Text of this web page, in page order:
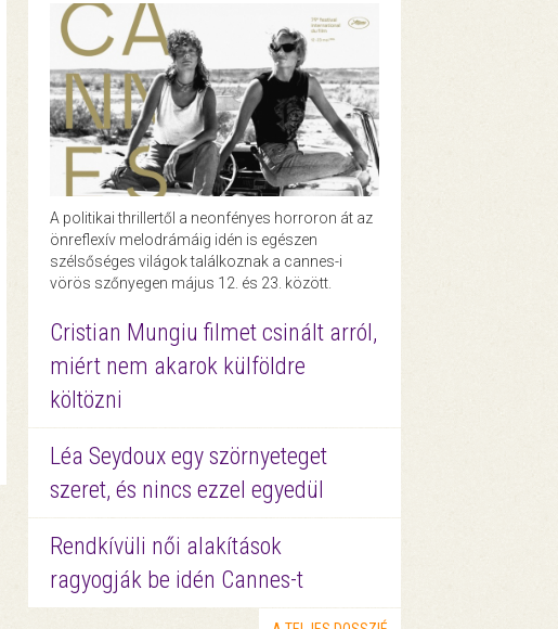
A politikai thrillertől a neonfényes horroron át az
önreflexív melodrámáig idén is egészen
szélsőséges világok találkoznak a cannes-i
vörös szőnyegen május 12. és 23. között.
Cristian Mungiu filmet csinált arról,
miért nem akarok külföldre
költözni
Léa Seydoux egy szörnyeteget
szeret, és nincs ezzel egyedül
Rendkívüli női alakítások
ragyogják be idén Cannes-t